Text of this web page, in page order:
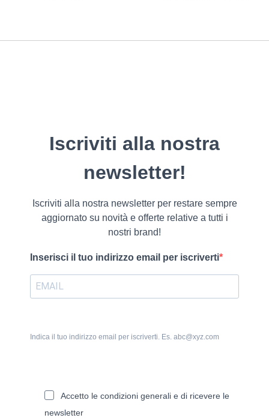
Iscriviti alla nostra
newsletter!
Iscriviti alla nostra newsletter per restare sempre
aggiornato su novità e offerte relative a tutti i
nostri brand!
Inserisci il tuo indirizzo email per iscriverti
Indica il tuo indirizzo email per iscriverti. Es. abc@xyz.com
Accetto le condizioni generali e di ricevere le
newsletter